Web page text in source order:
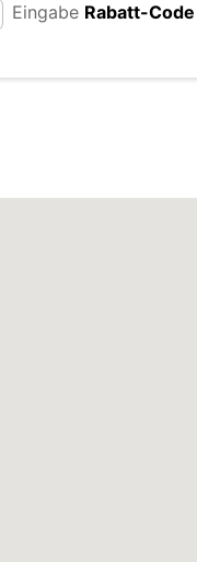
Eingabe Rabatt-